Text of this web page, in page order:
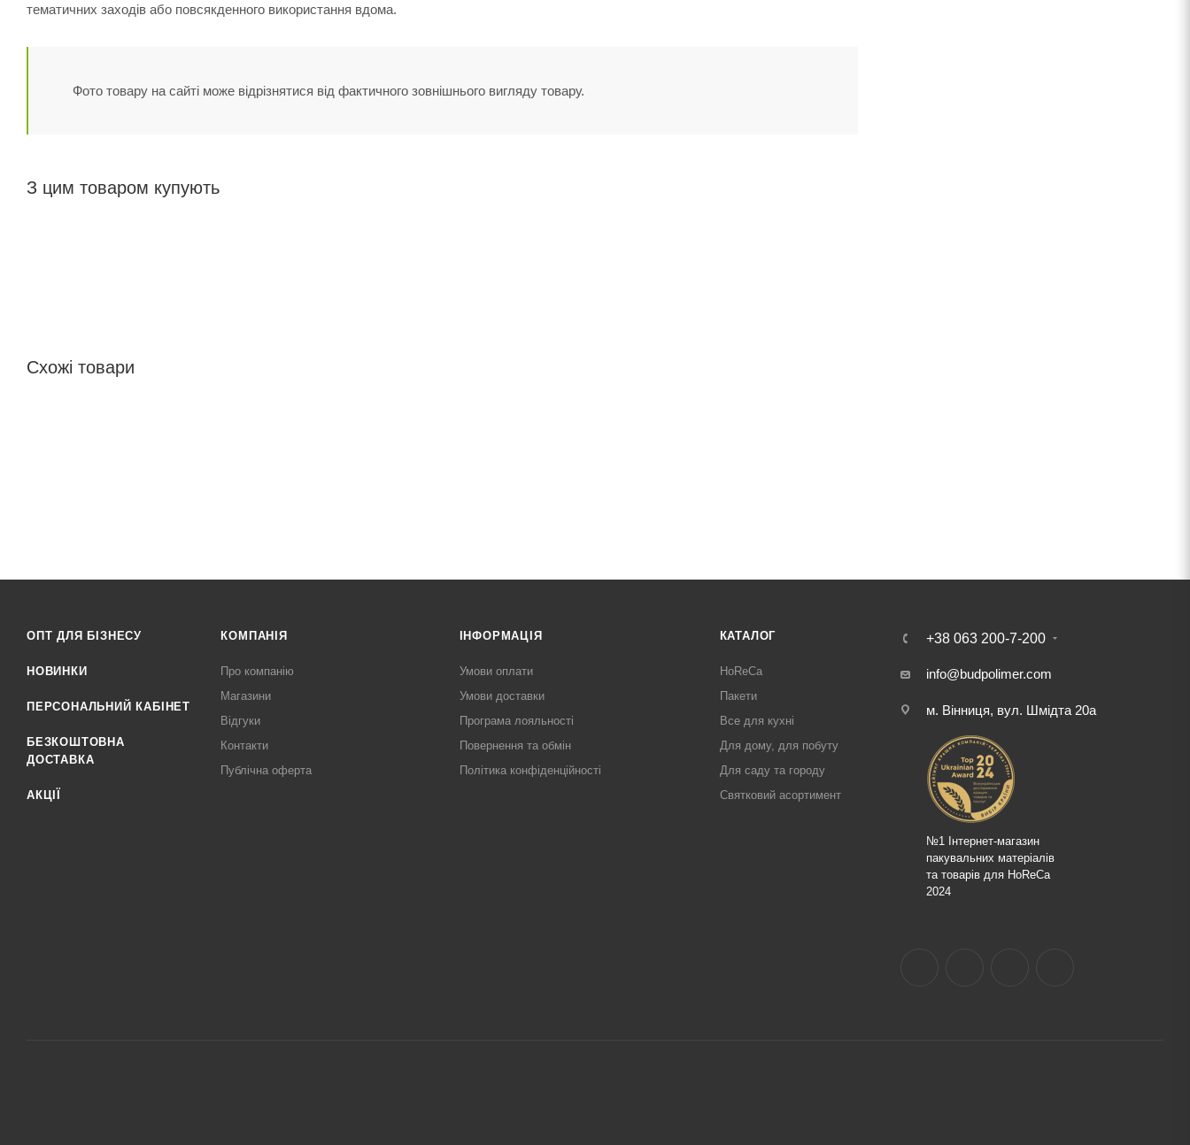
тематичних заходів або повсякденного використання вдома.
Фото товару на сайті може відрізнятися від фактичного зовнішнього вигляду товару.
З цим товаром купують
Схожі товари
ОПТ ДЛЯ БІЗНЕСУ
НОВИНКИ
ПЕРСОНАЛЬНИЙ КАБІНЕТ
БЕЗКОШТОВНА
ДОСТАВКА
АКЦІЇ
КОМПАНІЯ
Про компанію
Магазини
Відгуки
Контакти
Публічна оферта
ІНФОРМАЦІЯ
Умови оплати
Умови доставки
Програма лояльності
Повернення та обмін
Політика конфіденційності
КАТАЛОГ
HoReCa
Пакети
Все для кухні
Для дому, для побуту
Для саду та городу
Святковий асортимент
+38 063 200-7-200
info@budpolimer.com
м. Вінниця, вул. Шмідта 20а
№1 Інтернет-магазин
пакувальних матеріалів
та товарів для HoReCa
2024